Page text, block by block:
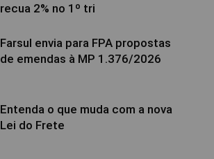
recua 2% no 1º tri
Farsul envia para FPA propostas
de emendas à MP 1.376/2026
Entenda o que muda com a nova
Lei do Frete